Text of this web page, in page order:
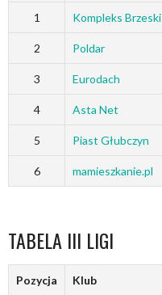
1 Kompleks Brzeski
2 Poldar
3 Eurodach
4 Asta Net
5 Piast Głubczyn
6 mamieszkanie.pl
TABELA III LIGI
Pozycja Klub